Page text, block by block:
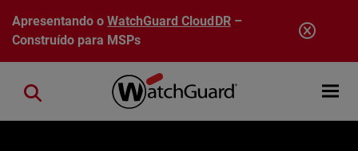
Pular para o conteúdo principal
Apresentando oWatchGuard CloudDR–
Construído para MSPs
Open
Close search